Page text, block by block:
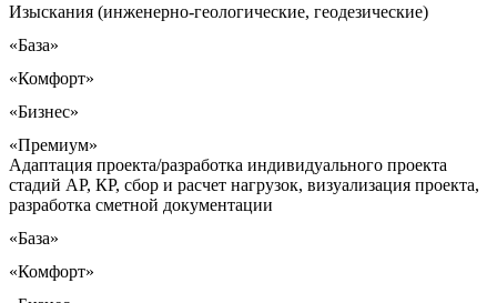
Изыскания (инженерно-геологические, геодезические)
«База»
«Комфорт»
«Бизнес»
«Премиум»
Адаптация проекта/разработка индивидуального проекта
стадий АР, КР, сбор и расчет нагрузок, визуализация проекта,
разработка сметной документации
«База»
«Комфорт»